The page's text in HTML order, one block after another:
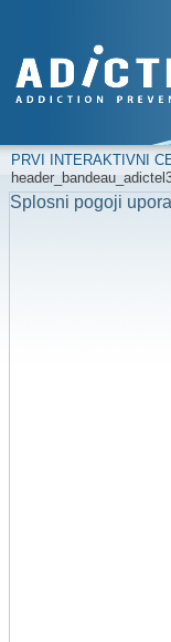
PRVI INTERAKTIVNI
Splosni pogoji